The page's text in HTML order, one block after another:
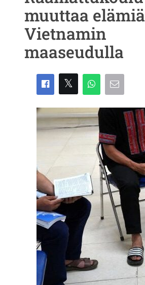
muuttaa elämiä
Vietnamin
maaseudulla